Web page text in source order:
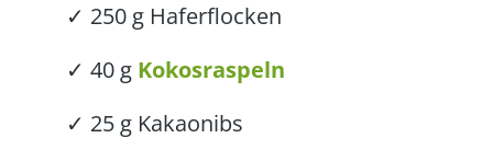
✓ 250 g Haferflocken
✓ 40 g Kokosraspeln
✓ 25 g Kakaonibs